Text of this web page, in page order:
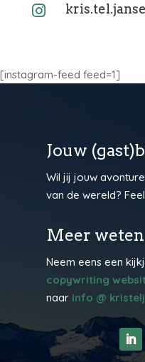

[instagram-feed feed=1]
Jouw
Wil jij jouw
van de wereld?
Meer
Neem eens een
copywriting
naar info @